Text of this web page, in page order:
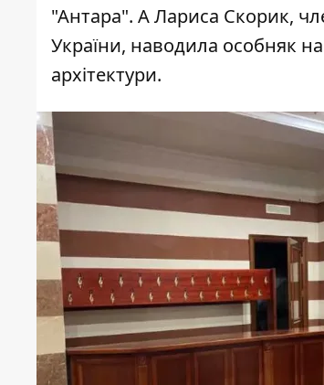
"Антара". А Лариса Скорик,
України, наводила особняк
архітектури.